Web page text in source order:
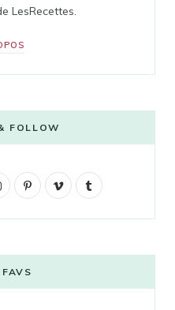
LesRecettes.
FOLLOW
I
t
a
P
e
V
o
l